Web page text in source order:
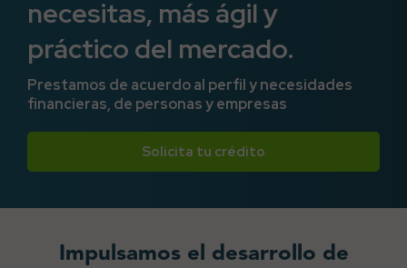
Aliados Estratégicos
necesitas, más ágil y
práctico del mercado.
Prestamos de acuerdo al perfil y necesidades
financieras, de personas y empresas
Solicita tu crédito
Impulsamos el desarrollo de